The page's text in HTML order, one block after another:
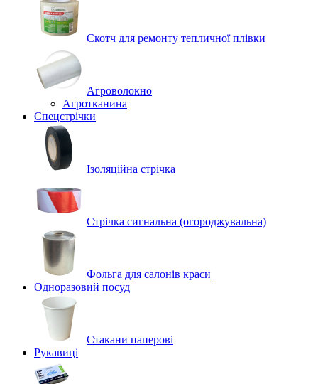
Скотч для ремонту тепличної плівки
Агроволокно
Агротканина
Спецстрічки
Ізоляційна стрічка
Стрічка сигнальна (огороджувальна)
Фольга для салонів краси
Одноразовий посуд
Стакани паперові
Рукавиці